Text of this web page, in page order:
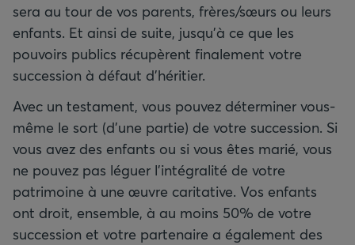
sera au tour de vos parents, frères/sœurs ou leurs
enfants. Et ainsi de suite, jusqu’à ce que les
pouvoirs publics récupèrent finalement votre
succession à défaut d'héritier.
Avec un testament, vous pouvez déterminer vous-
même le sort (d'une partie) de votre succession. Si
vous avez des enfants ou si vous êtes marié, vous
ne pouvez pas léguer l’intégralité de votre
patrimoine à une œuvre caritative. Vos enfants
ont droit, ensemble, à au moins 50% de votre
succession et votre partenaire a également des